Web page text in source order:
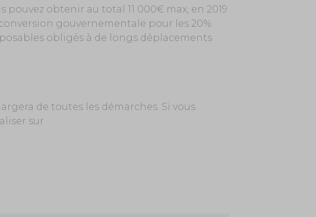
obtenir au total 11 000€ max, en 2019
gouvernementale pour les 20%
obligés à de longs déplacements
de toutes les démarches. Si vous
sur